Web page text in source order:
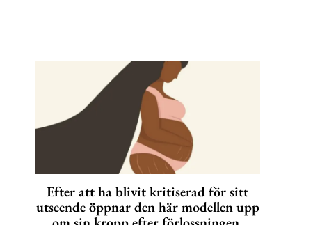
Efter att ha blivit kritiserad för sitt
utseende öppnar den här modellen upp